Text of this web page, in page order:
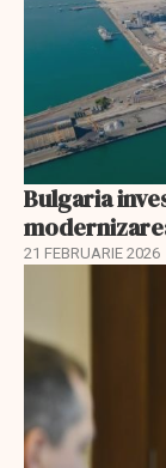
Bulgaria
21 FEBRUARIE 2026